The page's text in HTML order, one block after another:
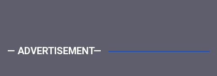
— ADVERTISEMENT—